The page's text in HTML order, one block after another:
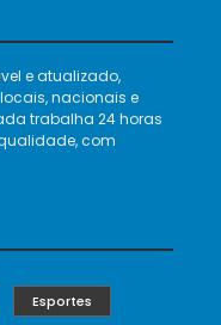
e atualizado,
nacionais e
trabalha 24 horas
com
Esportes